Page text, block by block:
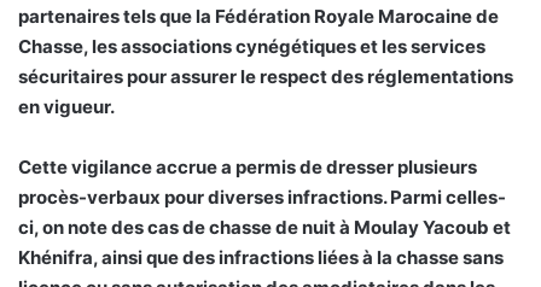
partenaires tels que la Fédération Royale Marocaine de
Chasse, les associations cynégétiques et les services
sécuritaires pour assurer le respect des réglementations
en vigueur.
Cette vigilance accrue a permis de dresser plusieurs
procès-verbaux pour diverses infractions. Parmi celles-
ci, on note des cas de chasse de nuit à Moulay Yacoub et
Khénifra, ainsi que des infractions liées à la chasse sans